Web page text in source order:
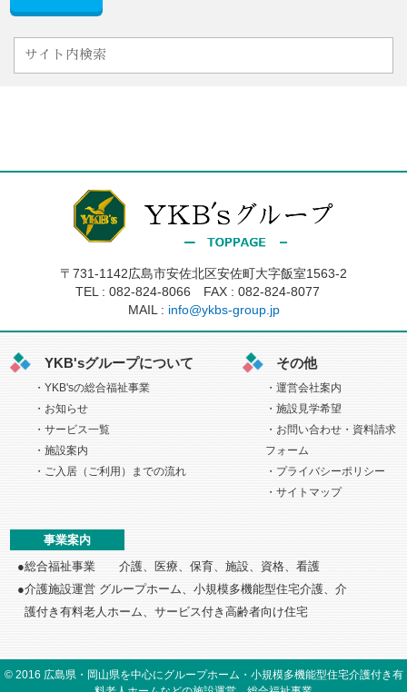
〒731-1142広島市安佐北区安佐町大字飯室1563-2
TEL : 082-824-8066 FAX : 082-824-8077
MAIL : info@ykbs-group.jp
YKB'sグループについて
YKB'sの総合福祉事業
お知らせ
サービス一覧
施設案内
ご入居（ご利用）までの流れ
その他
運営会社案内
施設見学希望
お問い合わせ・資料請求
フォーム
プライバシーポリシー
サイトマップ
事業案内
総合福祉事業 介護、医療、保育、施設、資格、看護
介護施設運営 グループホーム、小規模多機能型住宅介護、介
護付き 有料老人ホーム、サービス付き高齢者向け住宅
© 2016 広島県・岡山県を中心にグループホーム・小規模多機能型住宅介護付き有